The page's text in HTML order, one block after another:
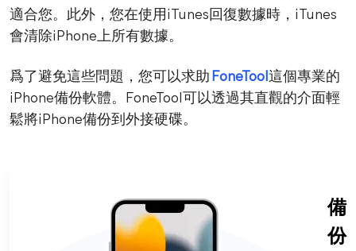
適合您。此外，您在使用iTunes回復數據時，iTunes
會清除iPhone上所有數據。
爲了避免這些問題，您可以求助 FoneTool 這個專業的
iPhone備份軟體。FoneTool可以透過其直觀的介面輕
鬆將iPhone備份到外接硬碟。
備
份